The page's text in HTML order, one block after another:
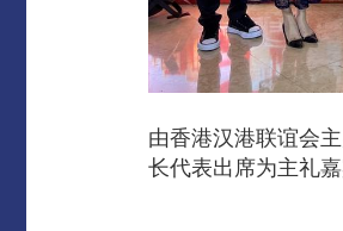
由香港汉港联谊会
长代表出席为主礼嘉